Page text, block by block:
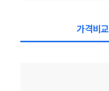
가격비교